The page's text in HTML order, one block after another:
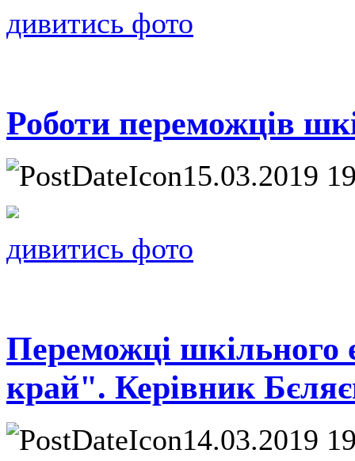
дивитись фото
Роботи переможців
15.03.2019
дивитись фото
Переможці шкільного
край". Керівник
14.03.2019